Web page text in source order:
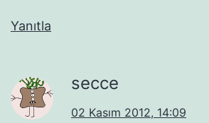
Yanıtla
secce
02 Kasım 2012, 14:09